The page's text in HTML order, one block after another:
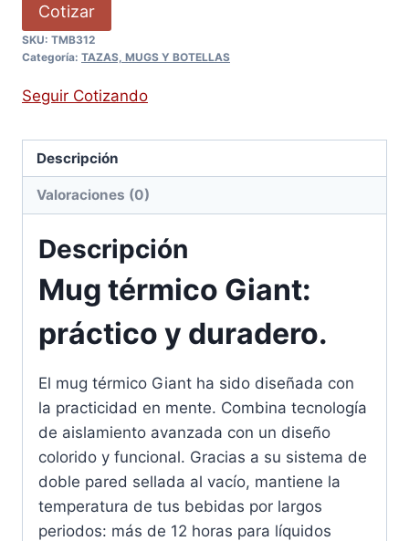
Cotizar
SKU: TMB312
Categoría: TAZAS, MUGS Y BOTELLAS
Seguir Cotizando
Descripción
Valoraciones (0)
Descripción
Mug térmico Giant:
práctico y duradero.
El mug térmico Giant ha sido diseñada con
la practicidad en mente. Combina tecnología
de aislamiento avanzada con un diseño
colorido y funcional. Gracias a su sistema de
doble pared sellada al vacío, mantiene la
temperatura de tus bebidas por largos
periodos: más de 12 horas para líquidos